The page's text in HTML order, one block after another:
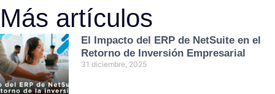
Más artículos
El Impacto del ERP de NetSuite en el
Retorno de Inversión Empresarial
31 diciembre, 2025